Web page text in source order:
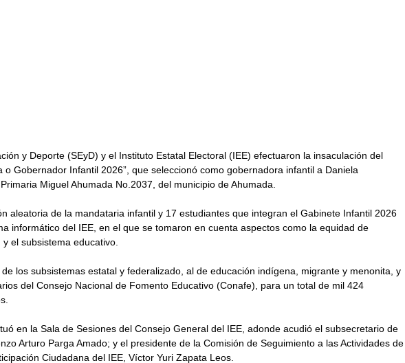
y Deporte (SEyD) y el Instituto Estatal Electoral (IEE) efectuaron la insaculación del
o Gobernador Infantil 2026”, que seleccionó como gobernadora infantil a Daniela
Miguel Ahumada No.2037, del municipio de Ahumada.
aleatoria de la mandataria infantil y 17 estudiantes que integran el Gabinete Infantil 2026
informático del IEE, en el que se tomaron en cuenta aspectos como la equidad de
el subsistema educativo.
los subsistemas estatal y federalizado, al de educación indígena, migrante y menonita, y
del Consejo Nacional de Fomento Educativo (Conafe), para un total de mil 424
en la Sala de Sesiones del Consejo General del IEE, adonde acudió el subsecretario de
Arturo Parga Amado; y el presidente de la Comisión de Seguimiento a las Actividades de
Ciudadana del IEE, Víctor Yuri Zapata Leos.